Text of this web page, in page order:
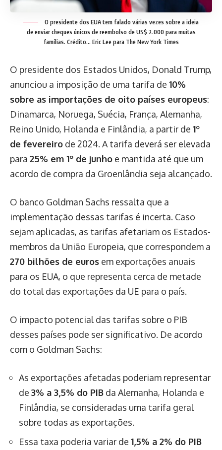
O presidente dos EUA tem falado várias vezes sobre a ideia
de enviar cheques únicos de reembolso de US$ 2.000 para muitas
famílias. Crédito... Eric Lee para The New York Times
O presidente dos Estados Unidos, Donald Trump,
anunciou a imposição de uma tarifa de 10%
sobre as importações de oito países europeus:
Dinamarca, Noruega, Suécia, França, Alemanha,
Reino Unido, Holanda e Finlândia, a partir de 1º
de fevereiro de 2024. A tarifa deverá ser elevada
para 25% em 1º de junho e mantida até que um
acordo de compra da Groenlândia seja alcançado.
O banco Goldman Sachs ressalta que a
implementação dessas tarifas é incerta. Caso
sejam aplicadas, as tarifas afetariam os Estados-
membros da União Europeia, que correspondem a
270 bilhões de euros em exportações anuais
para os EUA, o que representa cerca de metade
do total das exportações da UE para o país.
O impacto potencial das tarifas sobre o PIB
desses países pode ser significativo. De acordo
com o Goldman Sachs:
As exportações afetadas poderiam representar
de 3% a 3,5% do PIB da Alemanha, Holanda e
Finlândia, se consideradas uma tarifa geral
sobre todas as exportações.
Essa taxa poderia variar de 1,5% a 2% do PIB